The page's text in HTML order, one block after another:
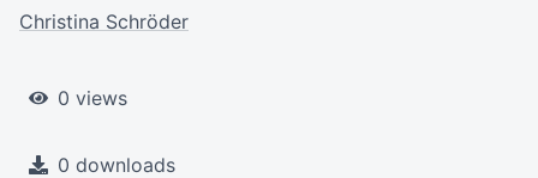
Christina Schröder
0 views
0 downloads